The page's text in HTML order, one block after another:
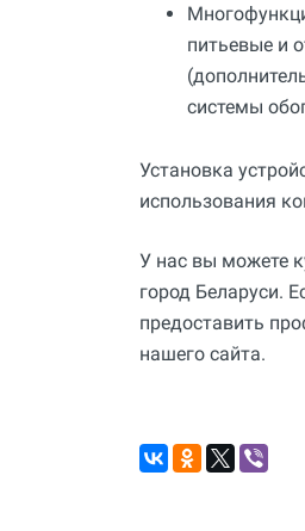
питьевые и
системы
Установка
использования
У нас вы можете
город Беларуси.
предоставить
нашего сайта.